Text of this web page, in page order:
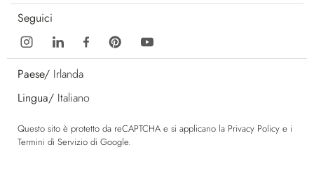
Seguici
Paese/ Irlanda
Lingua/ Italiano
Questo sito è protetto da reCAPTCHA e si applicano la Privacy Policy e i
Termini di Servizio di Google.